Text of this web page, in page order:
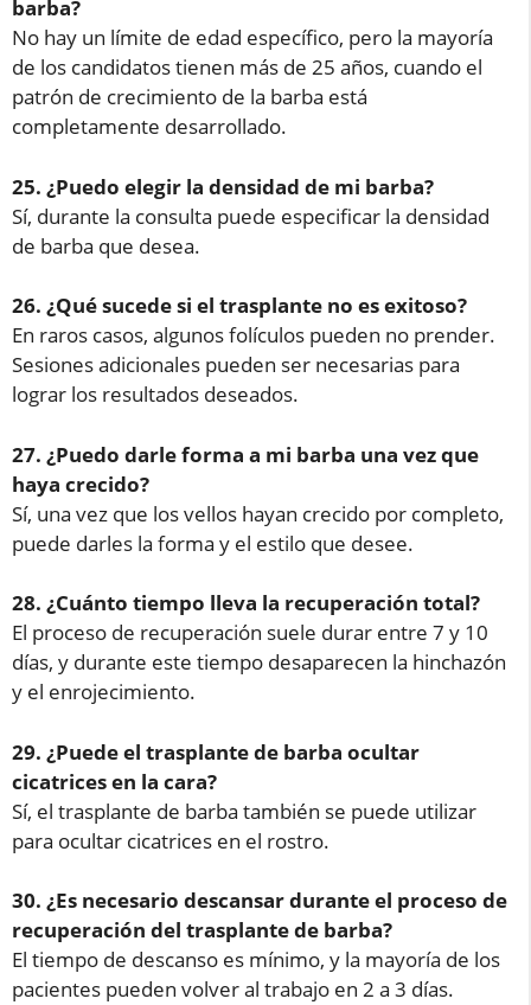
barba?
No hay un límite de edad específico, pero la mayoría
de los candidatos tienen más de 25 años, cuando el
patrón de crecimiento de la barba está
completamente desarrollado.
25. ¿Puedo elegir la densidad de mi barba?
Sí, durante la consulta puede especificar la densidad
de barba que desea.
26. ¿Qué sucede si el trasplante no es exitoso?
En raros casos, algunos folículos pueden no prender.
Sesiones adicionales pueden ser necesarias para
lograr los resultados deseados.
27. ¿Puedo darle forma a mi barba una vez que
haya crecido?
Sí, una vez que los vellos hayan crecido por completo,
puede darles la forma y el estilo que desee.
28. ¿Cuánto tiempo lleva la recuperación total?
El proceso de recuperación suele durar entre 7 y 10
días, y durante este tiempo desaparecen la hinchazón
y el enrojecimiento.
29. ¿Puede el trasplante de barba ocultar
cicatrices en la cara?
Sí, el trasplante de barba también se puede utilizar
para ocultar cicatrices en el rostro.
30. ¿Es necesario descansar durante el proceso de
recuperación del trasplante de barba?
El tiempo de descanso es mínimo, y la mayoría de los
pacientes pueden volver al trabajo en 2 a 3 días.